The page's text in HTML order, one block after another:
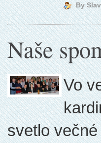
By
Naše
Vo
svetlo